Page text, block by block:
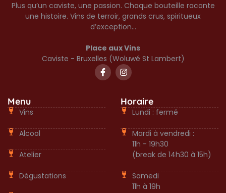
Plus qu’un caviste, une passion. Chaque bouteille raconte
une histoire. Vins de terroir, grands crus, spiritueux
d’exception…
Place aux Vins
Caviste - Bruxelles (Woluwé St Lambert)
Menu
Vins
Alcool
Atelier
Dégustations
Horaire
Lundi : fermé
Mardi à vendredi :
11h - 19h30
(break de 14h30 à 15h)
Samedi
11h à 19h